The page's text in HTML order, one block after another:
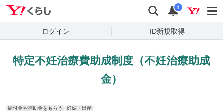
検索 通知
i
ログイン ID新規取得
特定不妊治療費助成制度（不妊治療助成
金）
給付金や補助金をもらう 妊娠・出産